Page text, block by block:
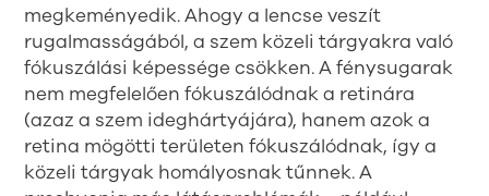
megkeményedik. Ahogy a lencse veszít
rugalmasságából, a szem közeli tárgyakra való
fókuszálási képessége csökken. A fénysugarak
nem megfelelően fókuszálódnak a retinára
(azaz a szem ideghártyájára), hanem azok a
retina mögötti területen fókuszálódnak, így a
közeli tárgyak homályosnak tűnnek. A